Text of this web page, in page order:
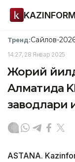
KAZINFORM
Тренд:Сайлов-
14:27, 28 Январ 2025
Жорий
Алматида
заводлари
ASTANA.